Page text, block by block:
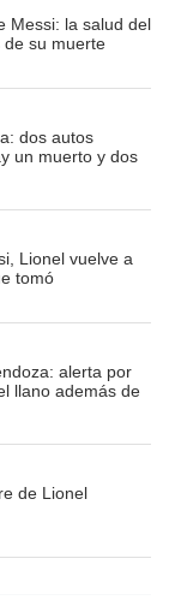
Messi: la salud del
de su muerte
dos autos
un muerto y dos
Lionel vuelve a
tomó
alerta por
llano además de
de Lionel